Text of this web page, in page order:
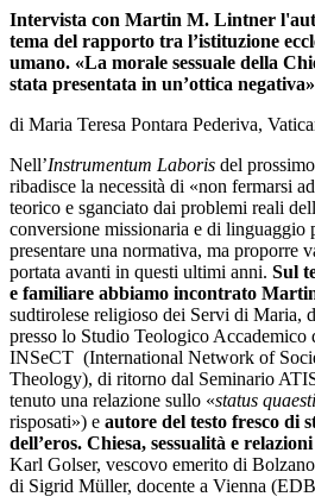
Intervista con Martin M. Lintner
tema del rapporto tra l’istituzione
umano. «La morale sessuale della
stata presentata in un’ottica negativa»
di Maria Teresa Pontara Pederiva,
Nell’Instrumentum Laboris del
ribadisce la necessità di «non fermarsi
teorico e sganciato dai problemi reali
conversione missionaria e di linguaggio
presentare una normativa, ma proporre
portata avanti in questi ultimi anni. Sul
e familiare abbiamo incontrato
sudtirolese religioso dei Servi di Maria,
presso lo Studio Teologico Accademico
INSeCT (International Network of
Theology), di ritorno dal Seminario
tenuto una relazione sullo «status
risposati») e autore del testo fresco di
dell’eros. Chiesa, sessualità e
Karl Golser, vescovo emerito di
di Sigrid Müller, docente a Vienna